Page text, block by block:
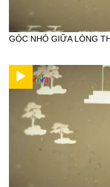
GÓC NHỎ GIỮA LÒNG